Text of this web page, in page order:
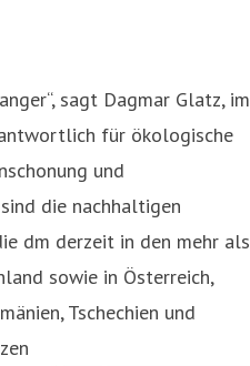
sagt Dagmar Glatz, im
für ökologische
und
die nachhaltigen
dm derzeit in den mehr als
sowie in Österreich,
Tschechien und